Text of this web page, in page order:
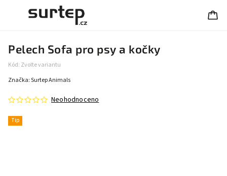
Pelech Sofa pro psy a kočky
Kód: Zvolte variantu
Tip
Neohodnoceno
Značka:Surtep Animals